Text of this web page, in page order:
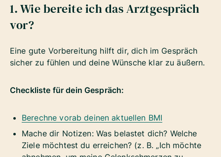
1. Wie bereite ich das Arztgespräch
vor?
Eine gute Vorbereitung hilft dir, dich im Gespräch
sicher zu fühlen und deine Wünsche klar zu äußern.
Checkliste für dein Gespräch:
Berechne vorab deinen aktuellen BMI
Mache dir Notizen: Was belastet dich? Welche
Ziele möchtest du erreichen? (z. B. „Ich möchte